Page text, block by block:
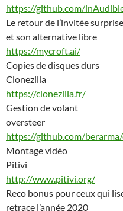
https://github.com/
Le retour de l’invitée surprise
et son alternative libre
https://mycroft.ai/
Copies de disques durs
Clonezilla
https://clonezilla.fr/
Gestion de volant
oversteer
https://github.com/
Montage vidéo
Pitivi
http://www.pitivi.org/
Reco bonus pour ceux qui
retrace l’année 2020